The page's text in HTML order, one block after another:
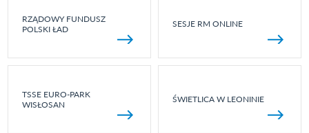
RZĄDOWY FUNDUSZ
POLSKI ŁAD
SESJE RM ONLINE
TSSE EURO-PARK
WISŁOSAN
ŚWIETLICA W LEONINIE